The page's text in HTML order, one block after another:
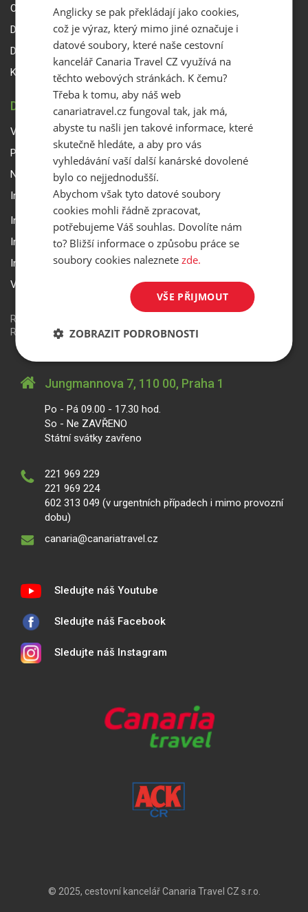
O Canaria Travel CZ
Dárkové poukazy
Delegáti
Kontakty
DŮLEŽITÉ INFORMACE
Všeobecné smluvní podmínky a reklamační řád
Přepravní podmínky Smartwings
Nastavení a ochrana soukromí
Informace k rezervaci zájezdu
Informace k pojištění
Informace k letecké přepravě
Informace k ubytování a pobytu
Volitelné doplňkové služby
Redakční systém
RealizaceMagicWare
Jungmannova 7, 110 00, Praha 1
Po - Pá 09.00 - 17.30 hod.
So - Ne ZAVŘENO
Státní svátky zavřeno
221 969 229
221 969 224
602 313 049 (v urgentních případech i mimo provozní
dobu)
canaria@canariatravel.cz
Sledujte náš Youtube
Sledujte náš Facebook
Sledujte náš Instagram
© 2025, cestovní kancelář Canaria Travel CZ s.r.o.
Anglicky se pak překládají jako cookies,
což je výraz, který mimo jiné označuje i
datové soubory, které naše cestovní
kancelář Canaria Travel CZ využívá na
těchto webových stránkách. K čemu?
Třeba k tomu, aby náš web
canariatravel.cz fungoval tak, jak má,
abyste tu našli jen takové informace, které
skutečně hledáte, a aby pro vás
vyhledávání vaší další kanárské dovolené
bylo co nejjednodušší.
Abychom však tyto datové soubory
cookies mohli řádně zpracovat,
potřebujeme Váš souhlas. Dovolíte nám
to? Bližší informace o způsobu práce se
soubory cookies naleznetezde.
VŠE PŘIJMOUT
ZOBRAZIT PODROBNOSTI